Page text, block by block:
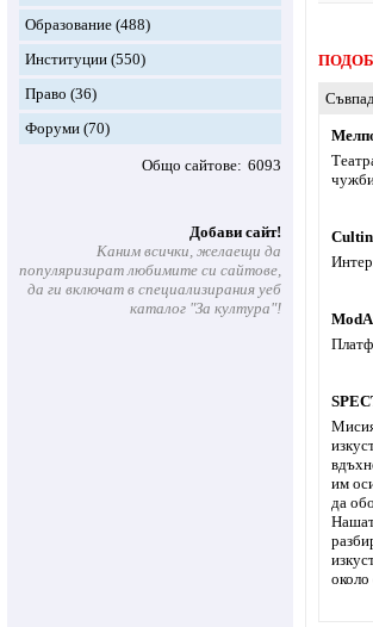
Образование (488)
Институции (550)
Право (36)
Форуми (70)
Общо сайтове 6093
Добави сайт!
Каним всички, желаещи да
популяризират любимите си сайтове,
да ги включат в специализирания уеб
каталог "За култура"!
им
да